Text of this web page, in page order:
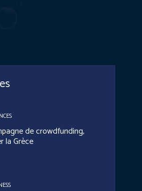
de crowdfunding,
la Grèce